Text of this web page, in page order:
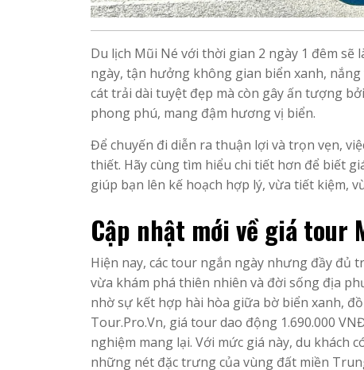
Du lịch Mũi Né với thời gian 2 ngày 1 đêm
ngày, tận hưởng không gian biển xanh,
cát trải dài tuyệt đẹp mà còn gây ấn tượng
phong phú, mang đậm hương vị biển.
Để chuyến đi diễn ra thuận lợi và trọn vẹn,
thiết. Hãy cùng tìm hiểu chi tiết hơn để biết
giúp bạn lên kế hoạch hợp lý, vừa tiết kiệm,
Cập nhật mới về giá tour
Hiện nay, các tour ngắn ngày nhưng đầy đủ
vừa khám phá thiên nhiên và đời sống địa
nhờ sự kết hợp hài hòa giữa bờ biển xanh,
Tour.Pro.Vn, giá tour dao động 1.690.000
nghiệm mang lại. Với mức giá này, du
những nét đặc trưng của vùng đất miền